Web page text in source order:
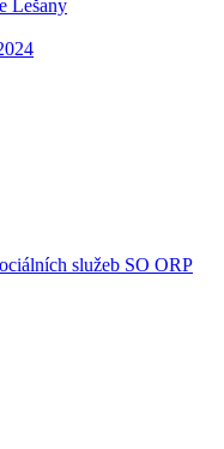
Lešany
služeb SO ORP